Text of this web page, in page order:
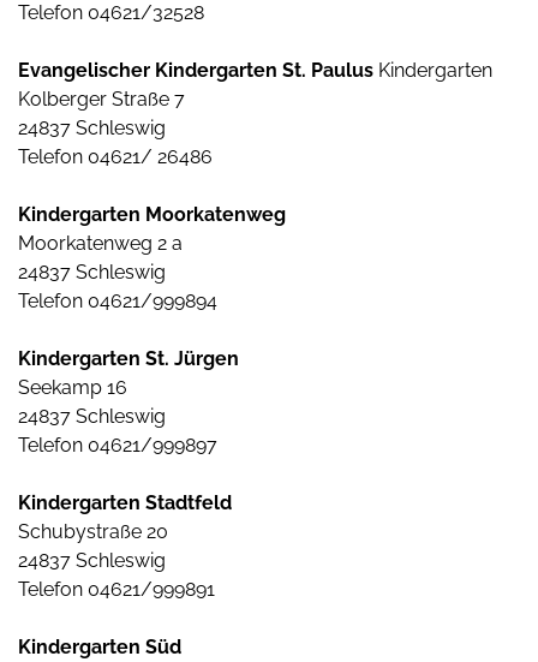
Telefon 04621/32528
Evangelischer Kindergarten St. Paulus Kindergarten
Kolberger Straße 7
24837 Schleswig
Telefon 04621/ 26486
Kindergarten Moorkatenweg
Moorkatenweg 2 a
24837 Schleswig
Telefon 04621/999894
Kindergarten St. Jürgen
Seekamp 16
24837 Schleswig
Telefon 04621/999897
Kindergarten Stadtfeld
Schubystraße 20
24837 Schleswig
Telefon 04621/999891
Kindergarten Süd